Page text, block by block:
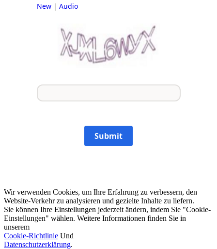
New| Audio
Submit
Wir verwenden Cookies, um Ihre Erfahrung zu verbessern, den
Website-Verkehr zu analysieren und gezielte Inhalte zu liefern.
Sie können Ihre Einstellungen jederzeit ändern, indem Sie "Cookie-
Einstellungen" wählen. Weitere Informationen finden Sie in
unserem
Cookie-Richtlinie Und
Datenschutzerklärung.